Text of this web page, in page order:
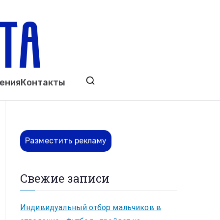
Выкса. Муром. Кулебаки. Навашино,
Контакты
Разместить рекламу
Свежие записи
Индивидуальный отбор мальчиков в